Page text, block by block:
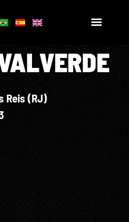
Reis (RJ)